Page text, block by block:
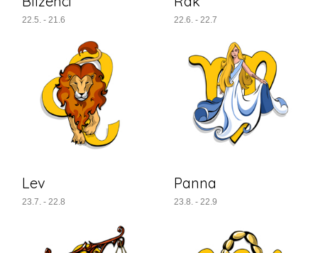
22.5. - 21.6 22.6. - 22.7
Lev
23.7. - 22.8
Panna
23.8. - 22.9